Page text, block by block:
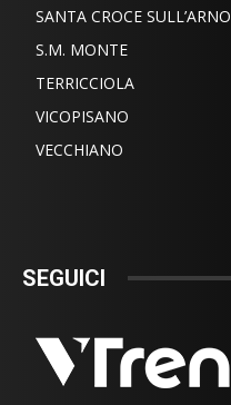
SANTA CROCE SULL’ARNO
S.M. MONTE
TERRICCIOLA
VICOPISANO
VECCHIANO
SEGUICI